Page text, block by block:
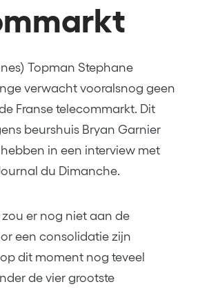
Topman Stephane
verwacht vooralsnog geen
Franse telecommarkt. Dit
beurshuis Bryan Garnier
in een interview met
du Dimanche.
er nog niet aan de
een consolidatie zijn
dit moment nog teveel
de vier grootste